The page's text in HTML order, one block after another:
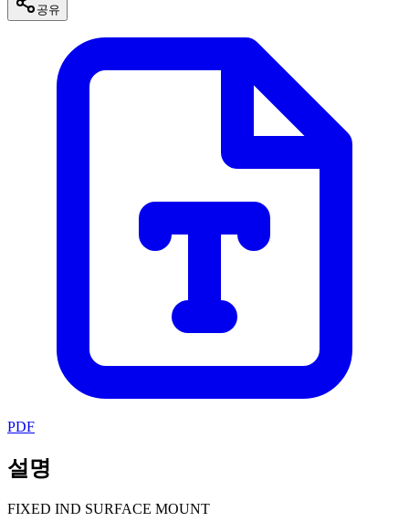
공유
PDF
설명
FIXED IND SURFACE MOUNT